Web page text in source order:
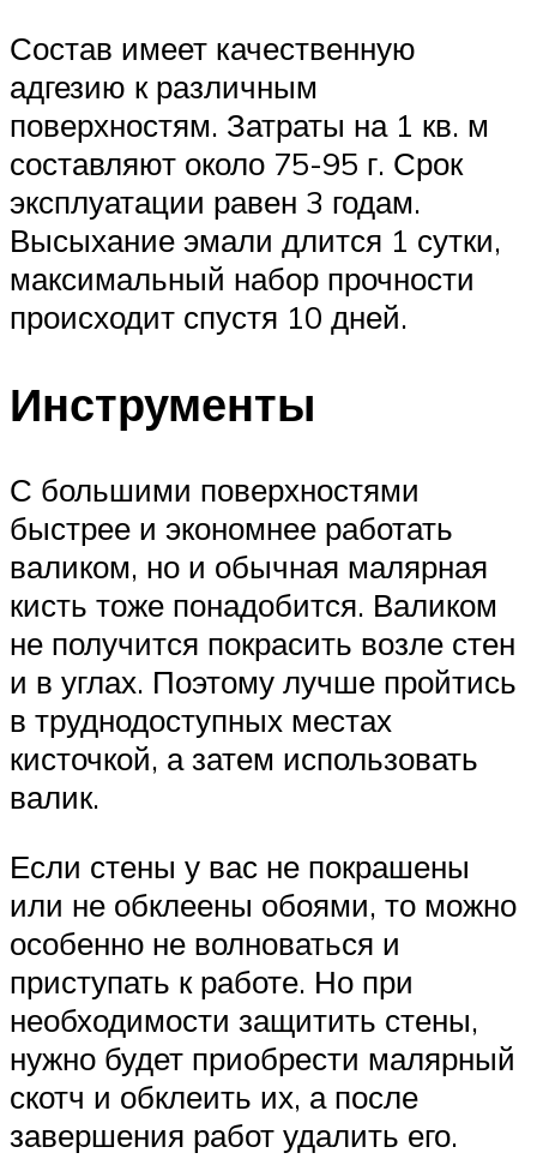
Состав имеет качественную
адгезию к различным
поверхностям. Затраты на 1 кв. м
составляют около 75-95 г. Срок
эксплуатации равен 3 годам.
Высыхание эмали длится 1 сутки,
максимальный набор прочности
происходит спустя 10 дней.
Инструменты
С большими поверхностями
быстрее и экономнее работать
валиком, но и обычная малярная
кисть тоже понадобится. Валиком
не получится покрасить возле стен
и в углах. Поэтому лучше пройтись
в труднодоступных местах
кисточкой, а затем использовать
валик.
Если стены у вас не покрашены
или не обклеены обоями, то можно
особенно не волноваться и
приступать к работе. Но при
необходимости защитить стены,
нужно будет приобрести малярный
скотч и обклеить их, а после
завершения работ удалить его.